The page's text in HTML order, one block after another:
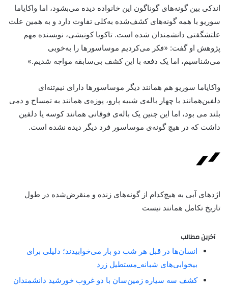
اندکی بین گونه‌های گوناگون این خانواده دیده می‌بشود، اما واکایاما
سوریو با همه گونه‌های کشف‌شده به‌کلی تفاوت دارد و به همین علت
علتشگفتی دانشمندان شده است. تاکویا کونیشی، نویسنده مهم
پژوهش او گفت: «فکر می‌کردیم موساسورها را به‌خوبی
می‌شناسیم، اما یک دفعه با این کشف بی‌سابقه مواجه شدیم.»
واکایاما سوریو هم همانند دیگر موساسورها دارای نیم‌تنه‌ای
دلفین‌همانند با چهار باله‌ی شبیه پارو، پوزه‌ی همانند به تمساح و دمی
بلند می بود، اما این چنین یک باله‌ی فوقانی همانند کوسه یا دلفین
داشت که در هیچ گونه‌ی موساسور فرد دیگر دیده نشده است.
اژدهای آبی به هیچ‌کدام از گونه‌های زنده و منقرض‌شده در طول
تاریخ تکامل همانند نیست
آخرین مطالب
انسان‌ها در قبل هر شب دو بار می‌خوابیدند؛ دلیلی برای
بیخوابی‌های شبانه_مستطیل زرد
کشف سه سیاره زمین‌سان با دو غروب خورشید دانشمندان